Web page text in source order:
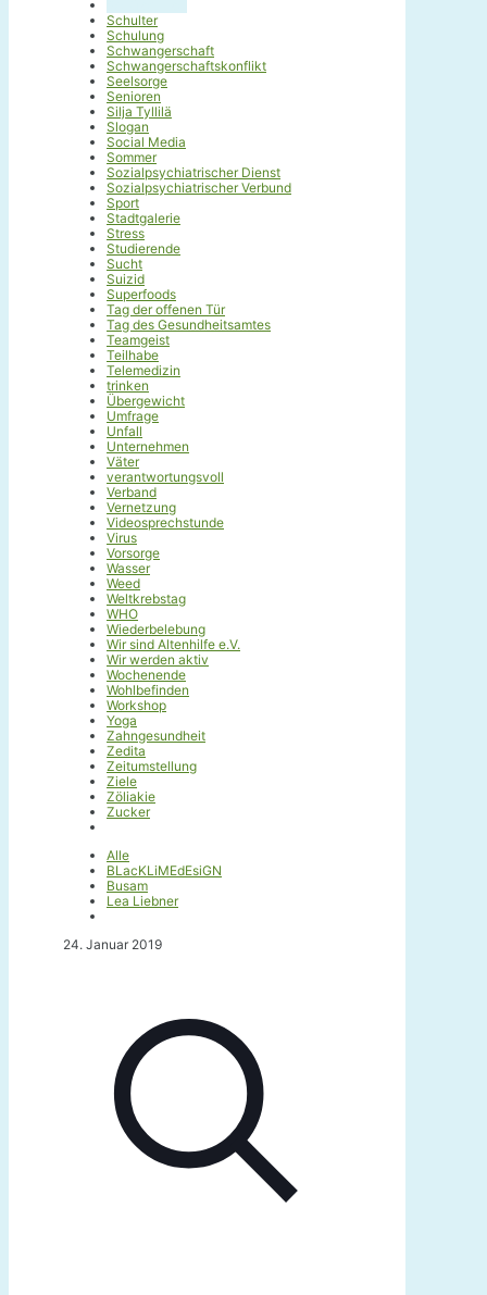
Schulter
Schulung
Schwangerschaft
Schwangerschaftskonflikt
Seelsorge
Senioren
Silja Tyllilä
Slogan
Social Media
Sommer
Sozialpsychiatrischer Dienst
Sozialpsychiatrischer Verbund
Sport
Stadtgalerie
Stress
Studierende
Sucht
Suizid
Superfoods
Tag der offenen Tür
Tag des Gesundheitsamtes
Teamgeist
Teilhabe
Telemedizin
trinken
Übergewicht
Umfrage
Unfall
Unternehmen
Väter
verantwortungsvoll
Verband
Vernetzung
Videosprechstunde
Virus
Vorsorge
Wasser
Weed
Weltkrebstag
WHO
Wiederbelebung
Wir sind Altenhilfe e.V.
Wir werden aktiv
Wochenende
Wohlbefinden
Workshop
Yoga
Zahngesundheit
Zedita
Zeitumstellung
Ziele
Zöliakie
Zucker
Alle
BLacKLiMEdEsiGN
Busam
Lea Liebner
24. Januar 2019